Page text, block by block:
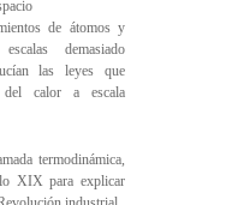
de átomos y
demasiado
las leyes que
del calor a escala
termodinámica,
XIX para explicar